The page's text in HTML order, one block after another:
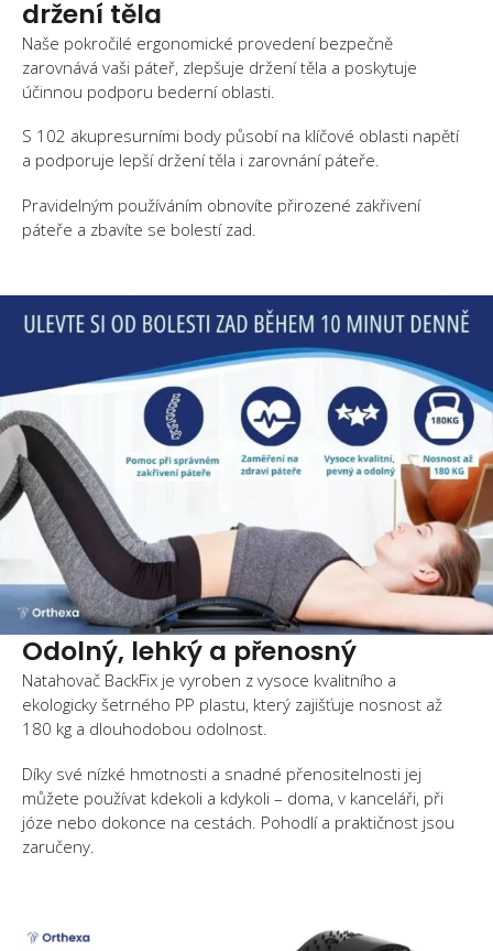
držení těla
Naše pokročilé ergonomické provedení bezpečně
zarovnává vaši páteř, zlepšuje držení těla a poskytuje
účinnou podporu bederní oblasti.
S 102 akupresurními body působí na klíčové oblasti napětí
a podporuje lepší držení těla i zarovnání páteře.
Pravidelným používáním obnovíte přirozené zakřivení
páteře a zbavíte se bolestí zad.
Odolný, lehký a přenosný
Natahovač BackFix je vyroben z vysoce kvalitního a
ekologicky šetrného PP plastu, který zajišťuje nosnost až
180 kg a dlouhodobou odolnost.
Díky své nízké hmotnosti a snadné přenositelnosti jej
můžete používat kdekoli a kdykoli – doma, v kanceláři, při
józe nebo dokonce na cestách. Pohodlí a praktičnost jsou
zaručeny.